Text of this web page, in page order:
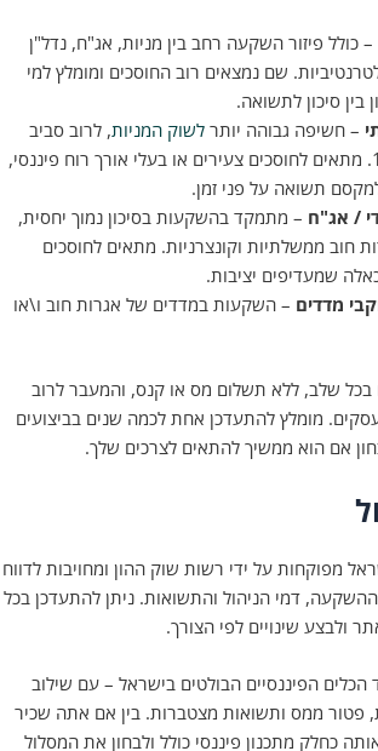
השקעה רחב בין מניות, אג"ח, נדל"ן
שם נמצאים רוב החוסכים ומומלץ למי
לתשואה.
גבוהה יותרלשוק המניות, לרוב סביב
מתאים לחוסכים צעירים או בעלי אורך רוח פיננסי,
תשואה על פני זמן.
– מתמקד בהשקעות בסיכון נמוך יחסית,
ממשלתיות וקונצרניות. מתאים לחוסכים
יציבות.
– השקעות במדדים של אגרות חוב ו\או
ללא תשלום מס או קנס , והמעבר לרוב
להתעדכן אחת לכמה שנים בביצועים
הוא ממשיך להתאים לצרכים שלך.
על ידי רשות שוק ההון ומחויבות לדווח
דמי הניהול והתשואות. ניתן להתעדכן בכל
שינויים לפי הצורך.
הבולטים בישראל – עם שילוב
ממס ותשואות מצטברות. בין אם אתה שכיר
מתכנון פיננסי כולל ולבחון את המסלול